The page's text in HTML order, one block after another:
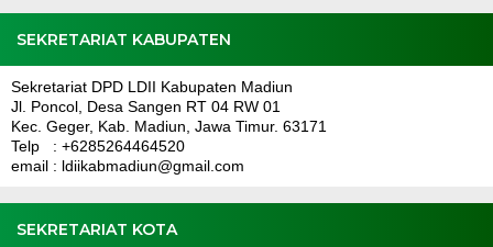
SEKRETARIAT KABUPATEN
Sekretariat DPD LDII Kabupaten Madiun
Jl. Poncol, Desa Sangen RT 04 RW 01
Kec. Geger, Kab. Madiun, Jawa Timur. 63171
Telp : +6285264464520
email : ldiikabmadiun@gmail.com
SEKRETARIAT KOTA